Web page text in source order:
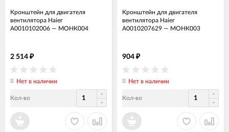
Кронштейн для двигателя
вентилятора Haier
A0010102006 — МОНК004
2 514 ₽
Нет в наличии
Кол-во
Кронштейн для двигателя
вентилятора Haier
A0010207629 — МОНК003
904 ₽
Нет в наличии
Кол-во